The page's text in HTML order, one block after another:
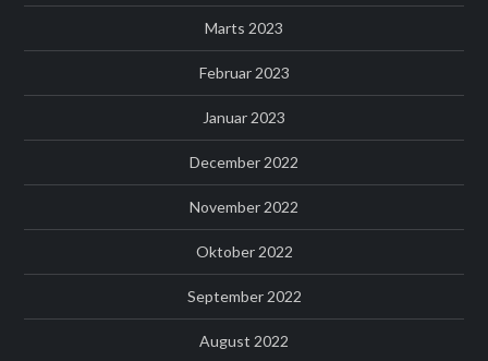
Marts 2023
Februar 2023
Januar 2023
December 2022
November 2022
Oktober 2022
September 2022
August 2022